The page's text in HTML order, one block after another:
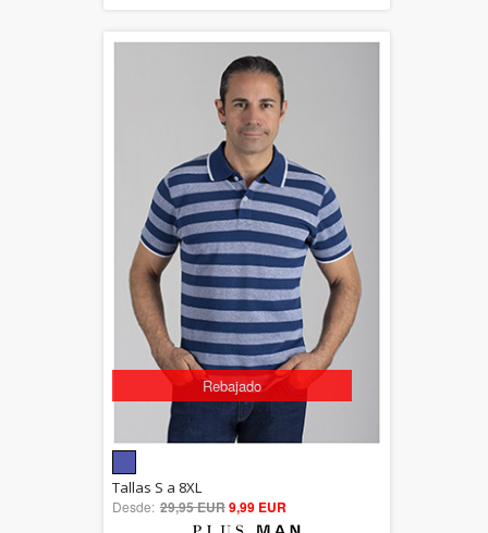
Rebajado
out of 5
Tallas S a 8XL
Desde: 29,95 EUR9,99 EUR